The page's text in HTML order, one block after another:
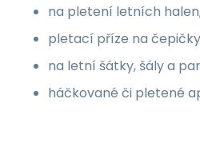
na pletení letních
pletací příze na
na letní šátky, šály a
háčkované či pletené